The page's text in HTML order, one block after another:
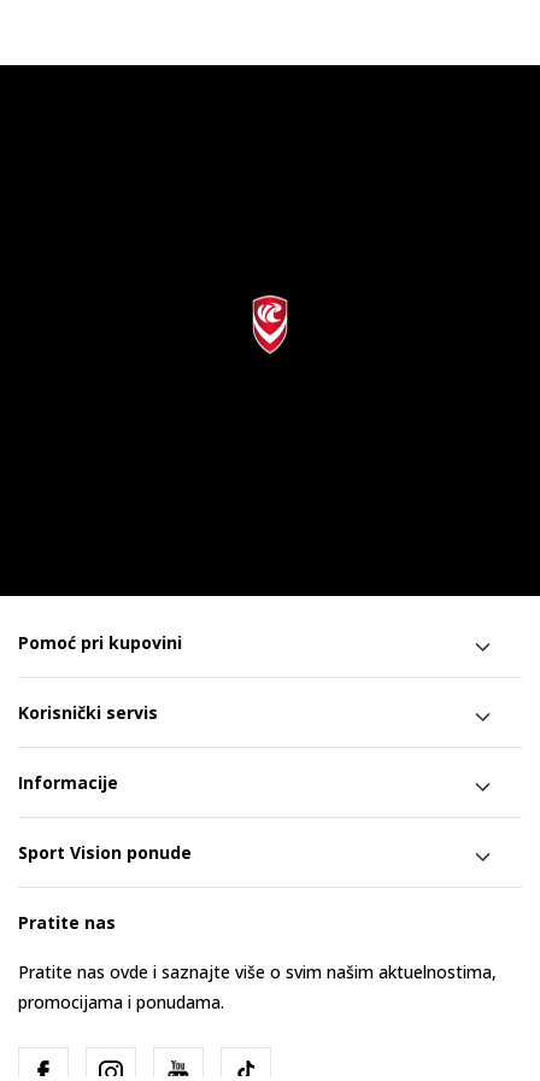
Pomoć pri kupovini
Korisnički servis
Informacije
Sport Vision ponude
Pratite nas
Pratite nas ovde i saznajte više o svim našim aktuelnostima,
promocijama i ponudama.